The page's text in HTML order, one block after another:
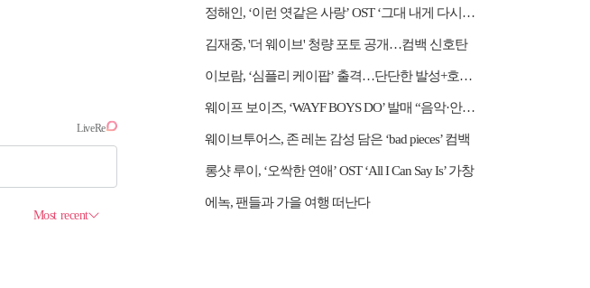
정해인, ‘이런 엿같은 사랑’ OST ‘그대 내게 다시’ 리메이크 가창
김재중, '더 웨이브' 청량 포토 공개…컴백 신호탄
이보람, ‘심플리 케이팝’ 출격…단단한 발성+호소력 짙은 음색 무대 압도
웨이프 보이즈, ‘WAYF BOYS DO’ 발매 “음악·안무·비주얼 직접 참여”
웨이브투어스, 존 레논 감성 담은 ‘bad pieces’ 컴백
롱샷 루이, ‘오싹한 연애’ OST ‘All I Can Say Is’ 가창
에녹, 팬들과 가을 여행 떠난다